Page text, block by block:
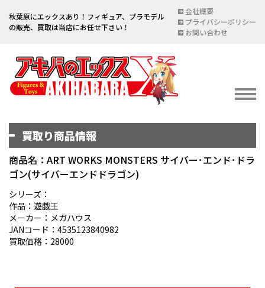
秋葉原にエックスあり！フィギュア、プラモデル
の販売、買取は当店にお任せ下さい！
会社概要
プライバシーポリシー
お問い合わせ
イベント情報
宅配買取のご案内
DELIVERY PURCHASE
買取お申し込み
ASSESSMENT
買取り商品情報
商品名：ART WORKS MONSTERS サイバー･エンド･ドラ
ゴン(サイバーエンドドラゴン)
シリーズ：
作品：遊戯王
メーカー：メガハウス
JANコード：4535123840982
買取価格：28000